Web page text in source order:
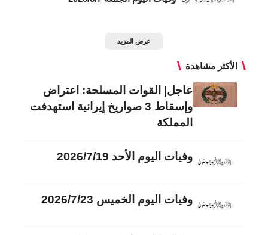
عرض المزيد
الأكثر مشاهدة
عاجل| القوات المسلحة: اعتراض
وإسقاط 3 صواريخ إيرانية استهدفت
المملكة
وفيات اليوم الأحد 2026/7/19
وفيات اليوم الخميس 2026/7/23